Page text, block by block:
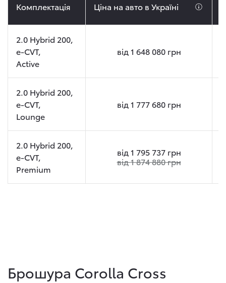
Комплектація Ціна на авто в Україні
2.0 Hybrid 200,
e-CVT,
Active
від 1 648 080грн
2.0 Hybrid 200,
e-CVT,
Lounge
від 1 777 680грн
2.0 Hybrid 200,
e-CVT,
Premium
від 1 795 737грн
від1 874 880грн
Брошура Corolla Cross